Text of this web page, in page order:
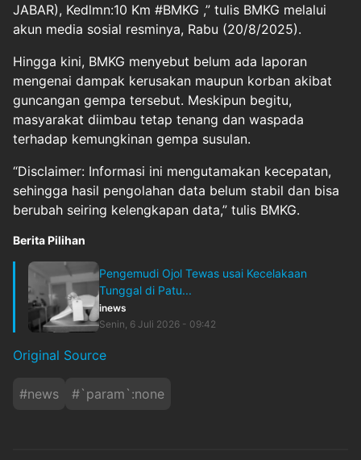
JABAR), Kedlmn:10 Km #BMKG ,” tulis BMKG melalui
akun media sosial resminya, Rabu (20/8/2025).
Hingga kini, BMKG menyebut belum ada laporan
mengenai dampak kerusakan maupun korban akibat
guncangan gempa tersebut. Meskipun begitu,
masyarakat diimbau tetap tenang dan waspada
terhadap kemungkinan gempa susulan.
“Disclaimer: Informasi ini mengutamakan kecepatan,
sehingga hasil pengolahan data belum stabil dan bisa
berubah seiring kelengkapan data,” tulis BMKG.
Berita Pilihan
Pengemudi Ojol Tewas usai Kecelakaan
Tunggal di Patu...
inews
Senin, 6 Juli 2026 - 09:42
Original Source
#news #`param`:none